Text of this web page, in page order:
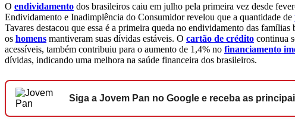
O endividamento dos brasileiros caiu em julho pela primeira vez desde
Endividamento e Inadimplência do Consumidor revelou que a quantidade de
Tavares destacou que essa é a primeira queda no endividamento das
os homens mantiveram suas dívidas estáveis. O cartão de crédito continua
acessíveis, também contribuiu para o aumento de 1,4% no financiamento
dívidas, indicando uma melhora na saúde financeira dos brasileiros.
Siga a Jovem Pan no Google e receba as